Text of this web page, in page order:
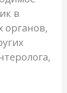
в
органов,